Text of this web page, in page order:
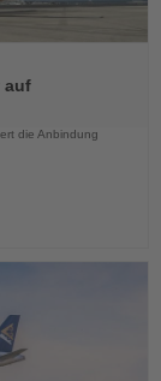
auf
die Anbindung